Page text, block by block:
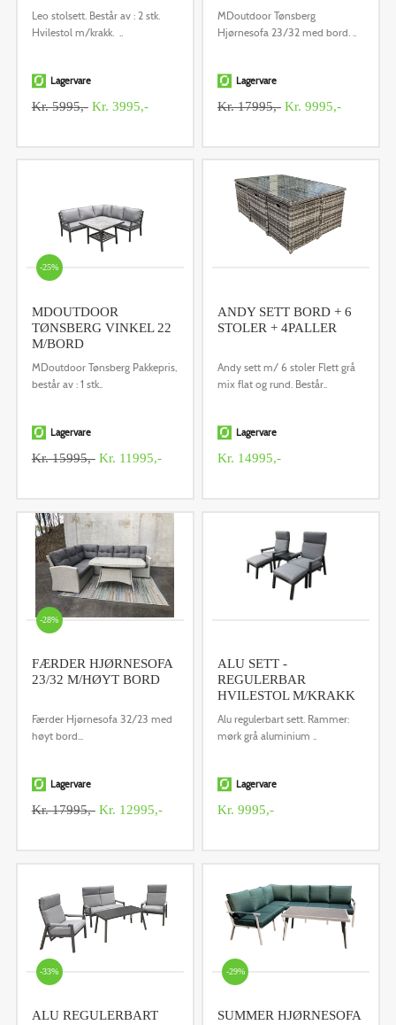
Leo stolsett. Består av : 2 stk.
Hvilestol m/krakk. ..
Lagervare
Kr. 5995,-Kr. 3995,-
MDoutdoor Tønsberg
Hjørnesofa 23/32 med bord. ..
Lagervare
Kr. 17995,-Kr. 9995,-
-25%
MDOUTDOOR
TØNSBERG VINKEL 22
M/BORD
MDoutdoor Tønsberg Pakkepris,
består av : 1 stk..
Lagervare
Kr. 15995,-Kr. 11995,-
ANDY SETT BORD + 6
STOLER + 4PALLER
Andy sett m/ 6 stoler Flett grå
mix flat og rund. Består..
Lagervare
Kr. 14995,-
-28%
FÆRDER HJØRNESOFA
23/32 M/HØYT BORD
Færder Hjørnesofa 32/23 med
høyt bord...
Lagervare
Kr. 17995,-Kr. 12995,-
ALU SETT -
REGULERBAR
HVILESTOL M/KRAKK
Alu regulerbart sett. Rammer:
mørk grå aluminium ..
Lagervare
Kr. 9995,-
-33%
ALU REGULERBART
-29%
SUMMER HJØRNESOFA